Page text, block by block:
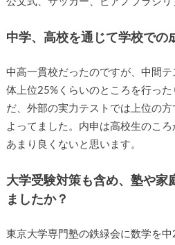
中学、高校を通じて学校での
中高一貫校だったのですが、中間
体上位25%くらいのところを行っ
だ、外部の実力テストでは上位の
よってました。内申は高校生のこ
あまり良くないと思います。
大学受験対策も含め、塾や家
ましたか？
東京大学専門塾の鉄緑会に数学を